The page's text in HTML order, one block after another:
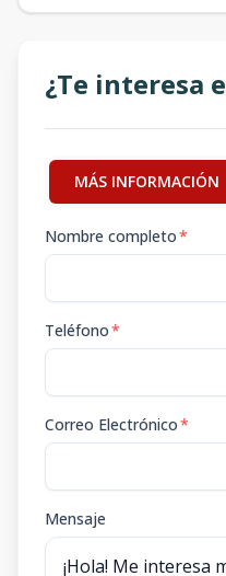
¿Te interesa
MÁS INFORMACIÓN
Nombre completo*
Teléfono*
Correo Electrónico*
Mensaje